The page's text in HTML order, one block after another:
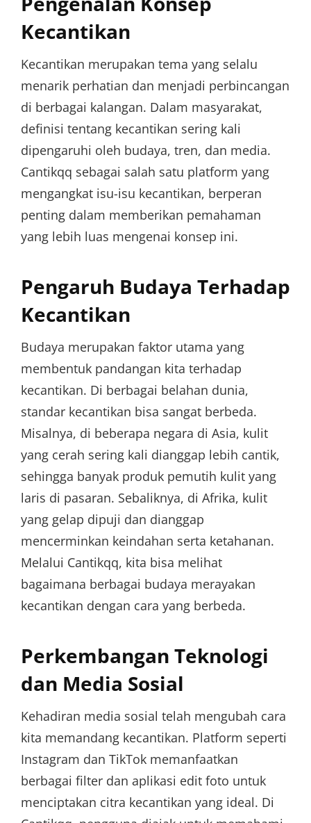
Kecantikan
Kecantikan merupakan tema yang selalu
menarik perhatian dan menjadi perbincangan
di berbagai kalangan. Dalam masyarakat,
definisi tentang kecantikan sering kali
dipengaruhi oleh budaya, tren, dan media.
Cantikqq sebagai salah satu platform yang
mengangkat isu-isu kecantikan, berperan
penting dalam memberikan pemahaman
yang lebih luas mengenai konsep ini.
Pengaruh Budaya Terhadap
Kecantikan
Budaya merupakan faktor utama yang
membentuk pandangan kita terhadap
kecantikan. Di berbagai belahan dunia,
standar kecantikan bisa sangat berbeda.
Misalnya, di beberapa negara di Asia, kulit
yang cerah sering kali dianggap lebih cantik,
sehingga banyak produk pemutih kulit yang
laris di pasaran. Sebaliknya, di Afrika, kulit
yang gelap dipuji dan dianggap
mencerminkan keindahan serta ketahanan.
Melalui Cantikqq, kita bisa melihat
bagaimana berbagai budaya merayakan
kecantikan dengan cara yang berbeda.
Perkembangan Teknologi
dan Media Sosial
Kehadiran media sosial telah mengubah cara
kita memandang kecantikan. Platform seperti
Instagram dan TikTok memanfaatkan
berbagai filter dan aplikasi edit foto untuk
menciptakan citra kecantikan yang ideal. Di